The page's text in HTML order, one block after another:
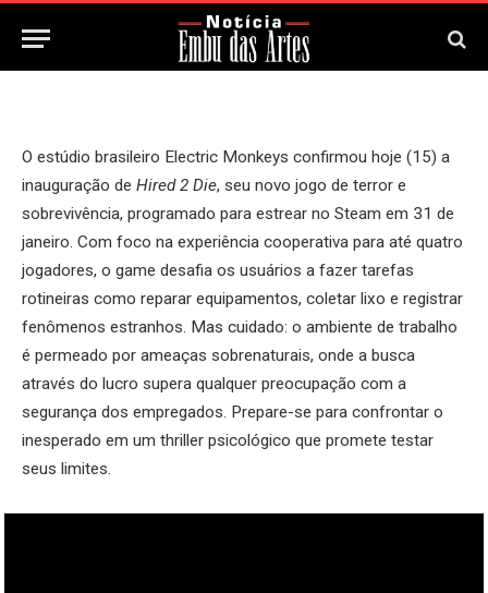
15 de Janeiro, 2025 Updated: 15 de Janeiro, 2025
O estúdio brasileiro Electric Monkeys confirmou hoje (15) a
inauguração de Hired 2 Die, seu novo jogo de terror e
sobrevivência, programado para estrear no Steam em 31 de
janeiro. Com foco na experiência cooperativa para até quatro
jogadores, o game desafia os usuários a fazer tarefas
rotineiras como reparar equipamentos, coletar lixo e registrar
fenômenos estranhos. Mas cuidado: o ambiente de trabalho
é permeado por ameaças sobrenaturais, onde a busca
através do lucro supera qualquer preocupação com a
segurança dos empregados. Prepare-se para confrontar o
inesperado em um thriller psicológico que promete testar
seus limites.